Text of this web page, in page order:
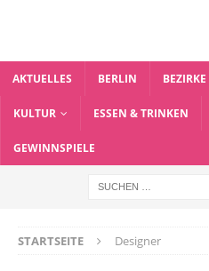
AKTUELLES BERLIN BEZIRKE
KULTUR ESSEN & TRINKEN
GEWINNSPIELE
STARTSEITE Designer